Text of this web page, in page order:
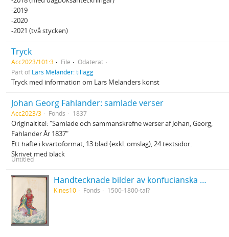
-2019
-2020
-2021 (två stycken)
Tryck
Acc2023/101:3 File
Odaterat
Part ofLars Melander: tillägg
Tryck med information om Lars Melanders konst
Johan Georg Fahlander: samlade verser
Acc2023/3 Fonds 1837
Originaltitel: "Samlade och sammanskrefne werser af Johan, Georg,
Fahlander År 1837"
Ett häfte i kvartoformat, 13 blad (exkl. omslag), 24 textsidor.
Skrivet med bläck
Untitled
Handtecknade bilder av konfucianska och daoistiska lärda eller heliga personer från Kina
Kines10 Fonds 1500-1800-tal?